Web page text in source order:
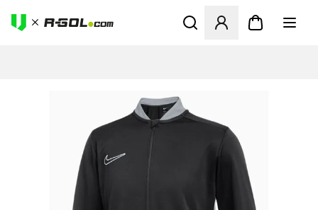
Ανοίγει ένα Modal για να